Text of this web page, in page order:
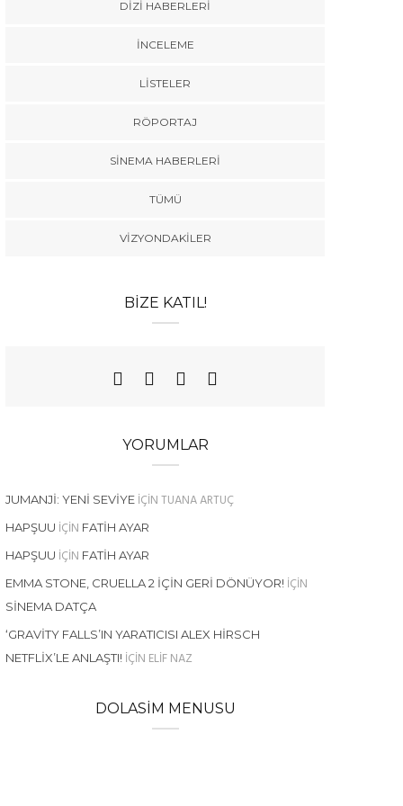
DIZI HABERLERI
İNCELEME
LISTELER
RÖPORTAJ
SINEMA HABERLERI
TÜMÜ
VIZYONDAKILER
BIZE KATIL!
YORUMLAR
JUMANJI: YENI SEVIYE IÇINTUANA ARTUÇ
HAPŞUU IÇIN FATIH AYAR
HAPŞUU IÇIN FATIH AYAR
EMMA STONE, CRUELLA 2 İÇIN GERI DÖNÜYOR! IÇIN
SINEMA DATÇA
‘GRAVITY FALLS’IN YARATICISI ALEX HIRSCH
NETFLIX’LE ANLAŞTI! IÇIN ELIF NAZ
DOLASIM MENUSU